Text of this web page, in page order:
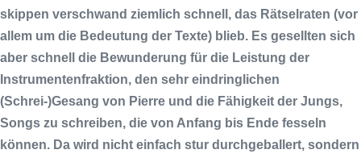
skippen verschwand ziemlich schnell, das Rätselraten (vor
allem um die Bedeutung der Texte) blieb. Es gesellten sich
aber schnell die Bewunderung für die Leistung der
Instrumentenfraktion, den sehr eindringlichen
(Schrei-)Gesang von Pierre und die Fähigkeit der Jungs,
Songs zu schreiben, die von Anfang bis Ende fesseln
können. Da wird nicht einfach stur durchgeballert, sondern